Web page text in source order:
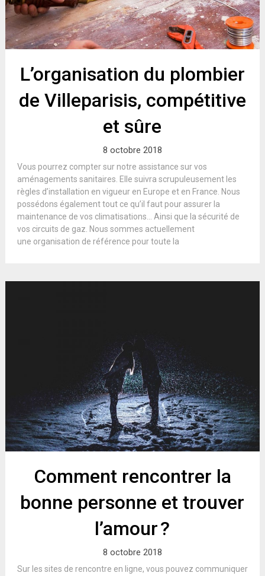
L’organisation du plombier
de Villeparisis, compétitive
et sûre
8 octobre 2018
Vous pourrez compter sur notre assistance sur vos
aménagements sanitaires. Elle suivra scrupuleusement les
règles d’installation en vigueur en Europe et en France. Nous
possédons également tout ce qu’il faut pour assurer la
maintenance de vos climatisations… Ainsi que la sécurité de
vos circuits de gaz. Nous sommes actuellement
une organisation de référence pour toute la
Comment rencontrer la
bonne personne et trouver
l’amour ?
8 octobre 2018
Sur les sites de rencontre en ligne, vous pouvez communiquer